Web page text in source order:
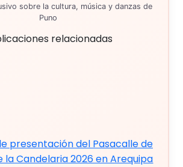
sobre la cultura, música y danzas de
Puno
relacionadas
presentación del Pasacalle de
la Candelaria 2026 en Arequipa